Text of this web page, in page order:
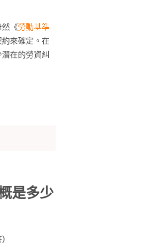
《勞動基準
來確定。在
在的勞資糾
是多少